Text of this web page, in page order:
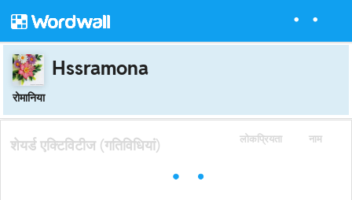
Hssramona
रोमानिया
लोकप्रियता नाम
शेयर्ड एक्टिविटीज (गतिविधियां)